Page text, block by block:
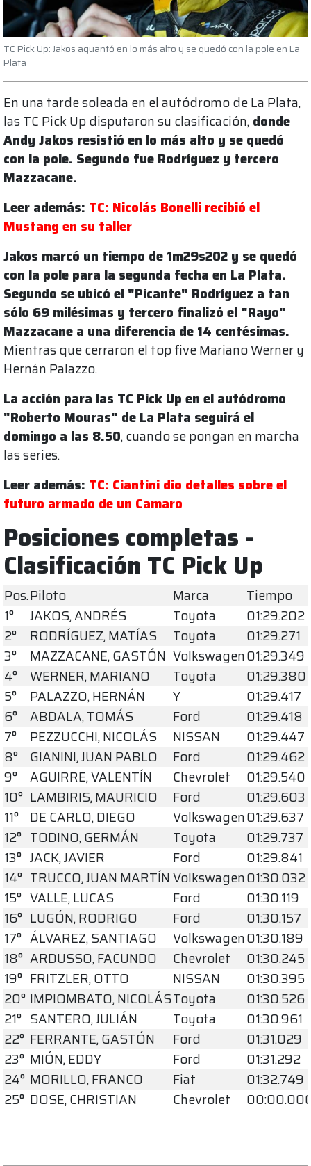
TC Pick Up: Jakos aguantó en lo más alto y se quedó con la pole en La
Plata
En una tarde soleada en el autódromo de La Plata,
las TC Pick Up disputaron su clasificación, donde
Andy Jakos resistió en lo más alto y se quedó
con la pole. Segundo fue Rodríguez y tercero
Mazzacane.
Leer además: TC: Nicolás Bonelli recibió el
Mustang en su taller
Jakos marcó un tiempo de 1m29s202 y se quedó
con la pole para la segunda fecha en La Plata.
Segundo se ubicó el "Picante" Rodríguez a tan
sólo 69 milésimas y tercero finalizó el "Rayo"
Mazzacane a una diferencia de 14 centésimas.
Mientras que cerraron el top five Mariano Werner y
Hernán Palazzo.
La acción para las TC Pick Up en el autódromo
"Roberto Mouras" de La Plata seguirá el
domingo a las 8.50, cuando se pongan en marcha
las series.
Leer además: TC: Ciantini dio detalles sobre el
futuro armado de un Camaro
Posiciones completas -
Clasificación TC Pick Up
Pos.Piloto Marca
Tiempo
1°
JAKOS, ANDRÉS Toyota
01:29.202
2°
RODRÍGUEZ, MATÍAS Toyota
01:29.271
3°
MAZZACANE, GASTÓN Volkswagen01:29.349
4°
WERNER, MARIANO Toyota
01:29.380
5°
PALAZZO, HERNÁN Y
01:29.417
6°
ABDALA, TOMÁS Ford
01:29.418
7°
PEZZUCCHI, NICOLÁS NISSAN
01:29.447
8°
GIANINI, JUAN PABLO Ford
01:29.462
9°
AGUIRRE, VALENTÍN Chevrolet
01:29.540
10° LAMBIRIS, MAURICIO Ford
01:29.603
11° DE CARLO, DIEGO Volkswagen01:29.637
12° TODINO, GERMÁN Toyota
01:29.737
13° JACK, JAVIER Ford
01:29.841
14° TRUCCO, JUAN MARTÍNVolkswagen01:30.032
15° VALLE, LUCAS Ford
01:30.119
16° LUGÓN, RODRIGO Ford
01:30.157
17° ÁLVAREZ, SANTIAGO Volkswagen01:30.189
18° ARDUSSO, FACUNDO Chevrolet
01:30.245
19° FRITZLER, OTTO NISSAN
01:30.395
20° IMPIOMBATO, NICOLÁSToyota
01:30.526
21° SANTERO, JULIÁN Toyota
01:30.961
22° FERRANTE, GASTÓN Ford
01:31.029
23° MIÓN, EDDY Ford
01:31.292
24° MORILLO, FRANCO Fiat
01:32.749
25° DOSE, CHRISTIAN Chevrolet